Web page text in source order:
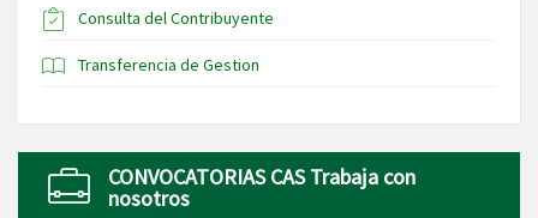
Consulta del Contribuyente
Transferencia de Gestion
CONVOCATORIAS CAS Trabaja con
nosotros